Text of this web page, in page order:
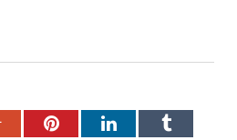
Google+PinterestLinkedInTumblr